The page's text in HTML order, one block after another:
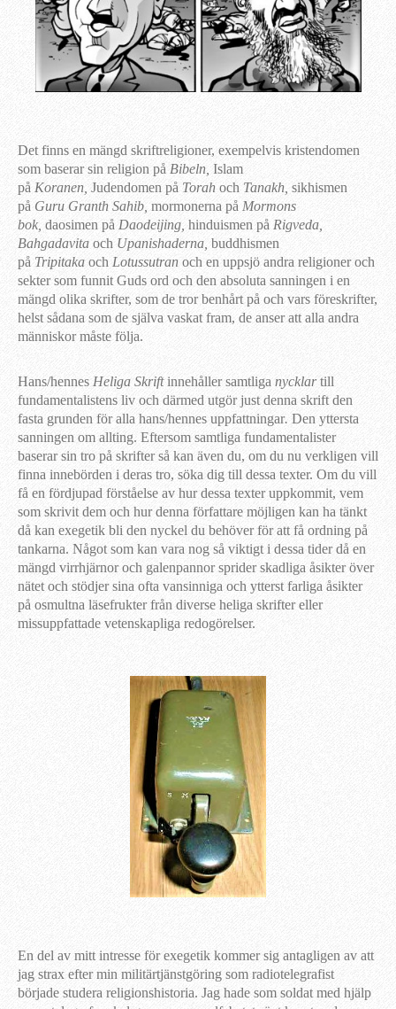
Det finns en mängd skriftreligioner, exempelvis kristendomen
som baserar sin religion på Bibeln, Islam
på Koranen, Judendomen på Torah och Tanakh, sikhismen
på Guru Granth Sahib, mormonerna på Mormons
bok, daosimen på Daodeijing, hinduismen på Rigveda,
Bahgadavita och Upanishaderna, buddhismen
på Tripitaka och Lotussutran och en uppsjö andra religioner och
sekter som funnit Guds ord och den absoluta sanningen i en
mängd olika skrifter, som de tror benhårt på och vars föreskrifter,
helst sådana som de själva vaskat fram, de anser att alla andra
människor måste följa.
Hans/hennes Heliga Skriftinnehåller samtliga nycklartill
fundamentalistens liv och därmed utgör just denna skrift den
fasta grunden för alla hans/hennes uppfattningar. Den yttersta
sanningen om allting. Eftersom samtliga fundamentalister
baserar sin tro på skrifter så kan även du, om du nu verkligen vill
finna innebörden i deras tro, söka dig till dessa texter. Om du vill
få en fördjupad förståelse av hur dessa texter uppkommit, vem
som skrivit dem och hur denna författare möjligen kan ha tänkt
då kan exegetik bli den nyckel du behöver för att få ordning på
tankarna. Något som kan vara nog så viktigt i dessa tider då en
mängd virrhjärnor och galenpannor sprider skadliga åsikter över
nätet och stödjer sina ofta vansinniga och ytterst farliga åsikter
på osmultna läsefrukter från diverse heliga skrifter eller
missuppfattade vetenskapliga redogörelser.
En del av mitt intresse för exegetik kommer sig antagligen av att
jag strax efter min militärtjänstgöring som radiotelegrafist
började studera religionshistoria. Jag hade som soldat med hjälp